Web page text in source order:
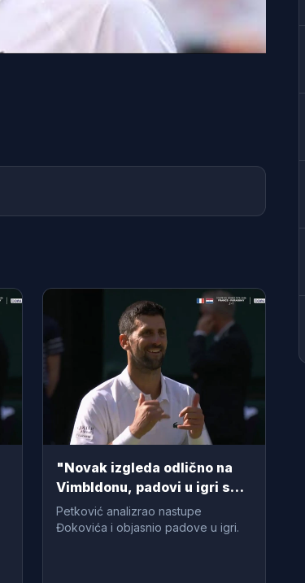
"Novak izgleda odlično na
Vimbldonu, padovi u igri su
očekivani za ovu fazu"
Petković analizrao nastupe
Đokovića i objasnio padove u igri.